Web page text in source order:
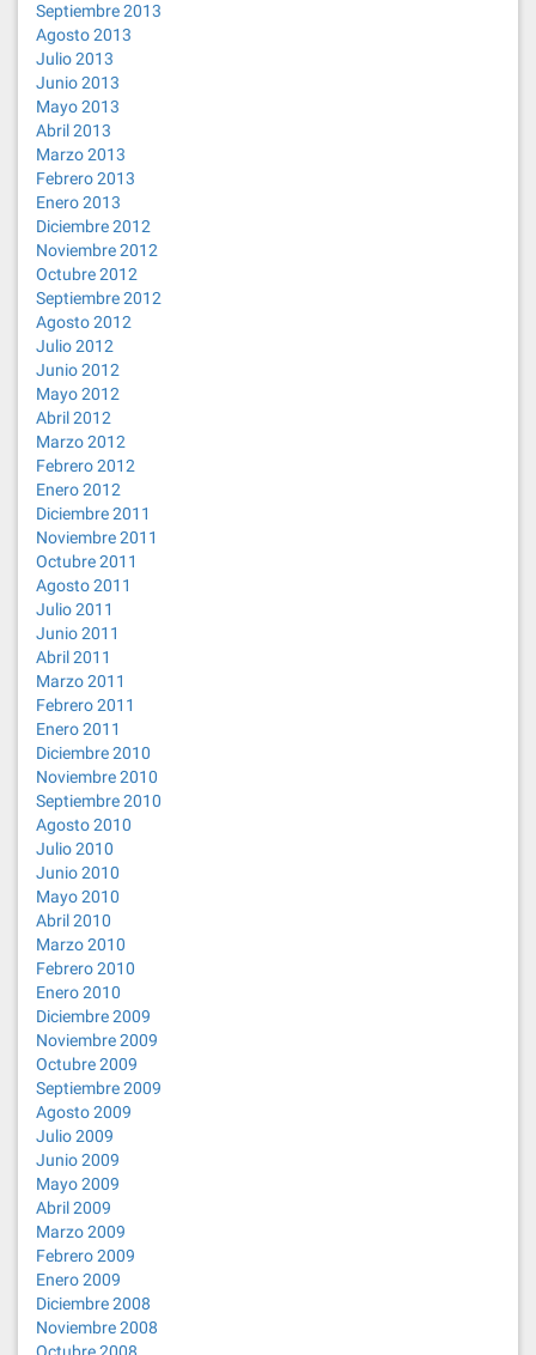
Septiembre 2013
Agosto 2013
Julio 2013
Junio 2013
Mayo 2013
Abril 2013
Marzo 2013
Febrero 2013
Enero 2013
Diciembre 2012
Noviembre 2012
Octubre 2012
Septiembre 2012
Agosto 2012
Julio 2012
Junio 2012
Mayo 2012
Abril 2012
Marzo 2012
Febrero 2012
Enero 2012
Diciembre 2011
Noviembre 2011
Octubre 2011
Agosto 2011
Julio 2011
Junio 2011
Abril 2011
Marzo 2011
Febrero 2011
Enero 2011
Diciembre 2010
Noviembre 2010
Septiembre 2010
Agosto 2010
Julio 2010
Junio 2010
Mayo 2010
Abril 2010
Marzo 2010
Febrero 2010
Enero 2010
Diciembre 2009
Noviembre 2009
Octubre 2009
Septiembre 2009
Agosto 2009
Julio 2009
Junio 2009
Mayo 2009
Abril 2009
Marzo 2009
Febrero 2009
Enero 2009
Diciembre 2008
Noviembre 2008